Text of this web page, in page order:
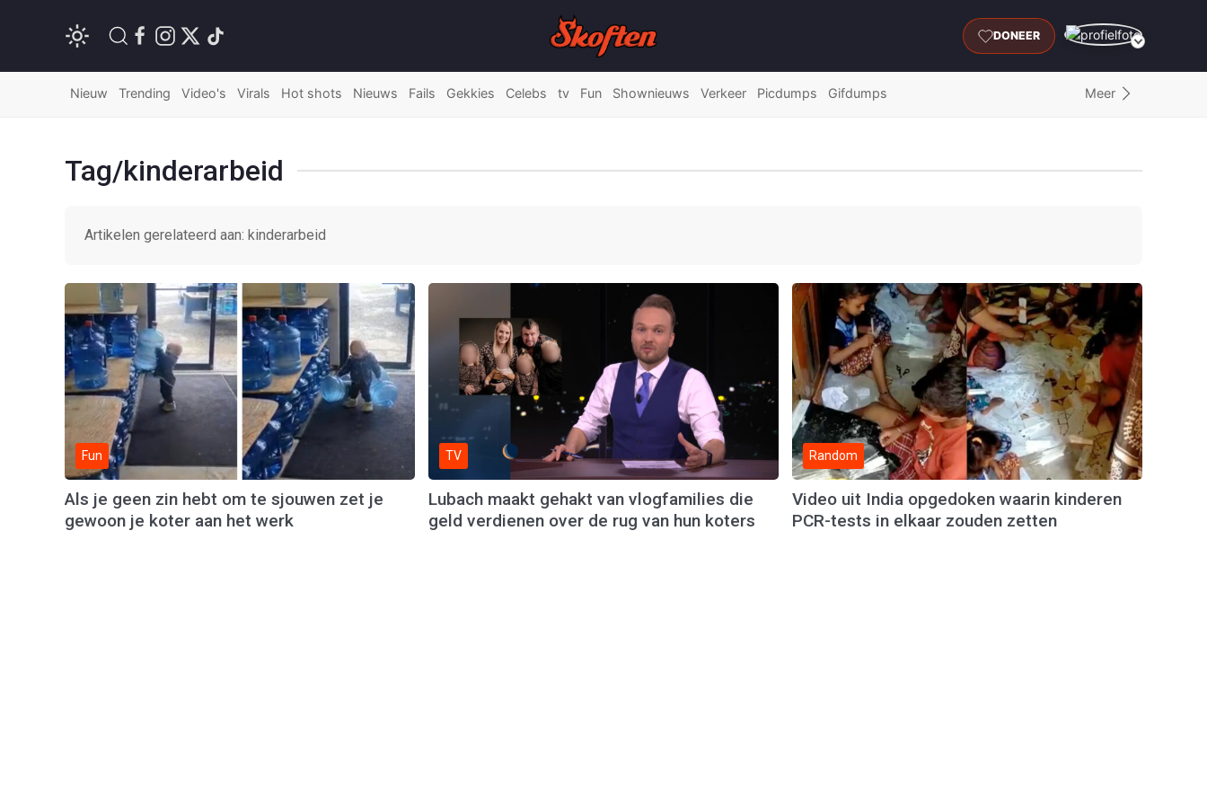
DONEER
Nieuw Trending Video's Virals Hot shots Nieuws Fails Gekkies Celebs tv Fun Shownieuws Verkeer Picdumps Gifdumps Meer
Tag/kinderarbeid
Artikelen gerelateerd aan: kinderarbeid
Fun
Als je geen zin hebt om te sjouwen zet je
gewoon je koter aan het werk
TV
Lubach maakt gehakt van vlogfamilies die
geld verdienen over de rug van hun koters
Random
Video uit India opgedoken waarin kinderen
PCR-tests in elkaar zouden zetten